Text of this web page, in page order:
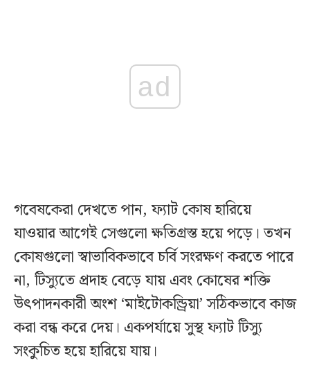
ad
গবেষকেরা দেখতে পান, ফ্যাট কোষ হারিয়ে
যাওয়ার আগেই সেগুলো ক্ষতিগ্রস্ত হয়ে পড়ে। তখন
কোষগুলো স্বাভাবিকভাবে চর্বি সংরক্ষণ করতে পারে
না, টিস্যুতে প্রদাহ বেড়ে যায় এবং কোষের শক্তি
উৎপাদনকারী অংশ ‘মাইটোকন্ড্রিয়া’ সঠিকভাবে কাজ
করা বন্ধ করে দেয়। একপর্যায়ে সুস্থ ফ্যাট টিস্যু
সংকুচিত হয়ে হারিয়ে যায়।